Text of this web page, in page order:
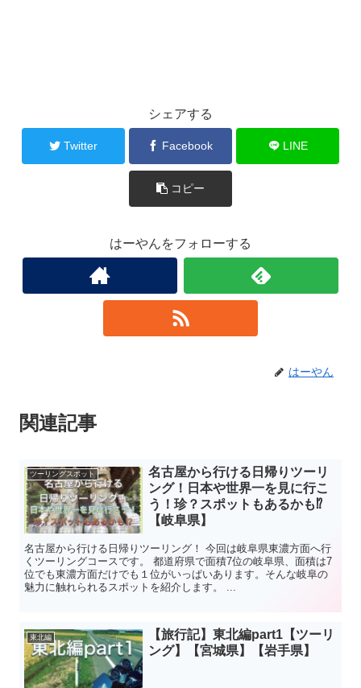
シェアする
Twitter Facebook LINE
コピー
はーやんをフォローする
はーやん
関連記事
ツーリングスポット
名古屋から行ける日帰りツーリ
ング！日本や世界一を見に行こ
う！珍？スポットもあるかも⁉︎
【岐阜県】
名古屋から行ける日帰りツーリング！ 今回は岐阜県東濃方面へ行
くツーリングコースです。 都道府県で面積7位の岐阜県、面積は7
位でも東濃方面だけでも１位がいっぱいあります。そんな岐阜の
魅力に触れられるスポットを紹介します。 ...
東北編
【旅行記】東北編part1【ツーリ
ング】【宮城県】【岩手県】